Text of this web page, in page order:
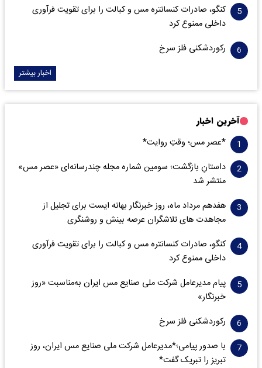
کنگو، صادرات کنسانتره مس و کبالت را برای تقویت فرآوری
داخلی ممنوع کرد
رکوردشکنی فلز سرخ
اخبار بیشتر
آخرین اخبار
*عصر مس؛ وقتِ روایت*
داستانِ بازگشت؛ سومین شماره مجله چندرسانه‌ای «عصر مس»
منتشر شد
هفدهم مرداد ماه، روز خبرنگار بهانه ایست برای تجلیل از
مجاهدت های تلاشگران عرصه بینش و روشنگری
کنگو، صادرات کنسانتره مس و کبالت را برای تقویت فرآوری
داخلی ممنوع کرد
پیام مدیرعامل شرکت ملی صنایع مس ایران به‌مناسبت «روز
خبرنگار»
رکوردشکنی فلز سرخ
با صدور پیامی؛*مدیرعامل شرکت ملی صنایع مس ایران، روز
تبریز را تبریک گفت*